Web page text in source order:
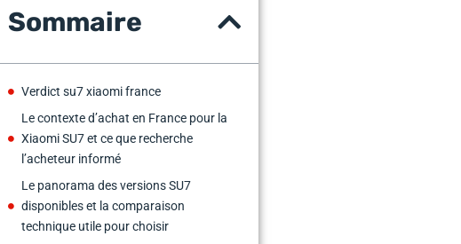
Sommaire
Verdict su7 xiaomi france
Le contexte d’achat en France pour la
Xiaomi SU7 et ce que recherche
l’acheteur informé
Le panorama des versions SU7
disponibles et la comparaison
technique utile pour choisir